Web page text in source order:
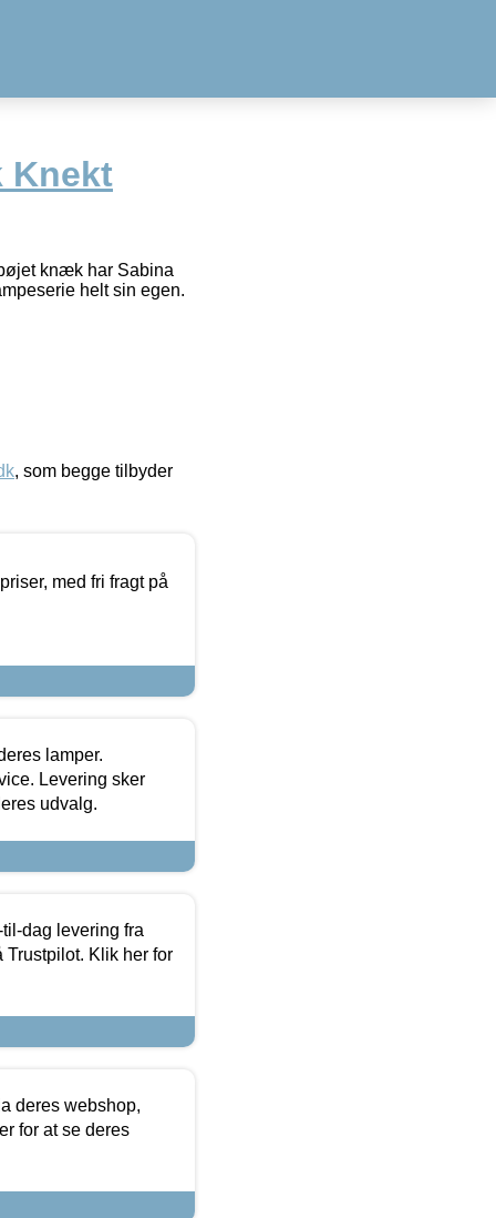
Knekt
knæk har Sabina
helt sin egen.
, som begge tilbyder
med fri fragt på
lamper.
Levering sker
udvalg.
dag levering fra
Trustpilot. Klik her for
deres webshop,
for at se deres